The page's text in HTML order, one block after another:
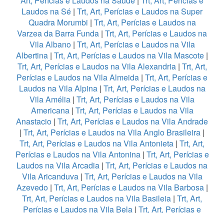
Laudos na Sé | Trt, Art, Perícias e Laudos na Super
Quadra Morumbi | Trt, Art, Perícias e Laudos na
Varzea da Barra Funda | Trt, Art, Perícias e Laudos na
Vila Albano| Trt, Art, Perícias e Laudos na Vila
Albertina | Trt, Art, Perícias e Laudos na Vila Mascote |
Trt, Art, Perícias e Laudos na Vila Alexandria| Trt, Art,
Perícias e Laudos na Vila Almeida | Trt, Art, Perícias e
Laudos na Vila Alpina | Trt, Art, Perícias e Laudos na
Vila Amélia | Trt, Art, Perícias e Laudos na Vila
Americana| Trt, Art, Perícias e Laudos na Vila
Anastacio | Trt, Art, Perícias e Laudos na Vila Andrade
| Trt, Art, Perícias e Laudos na Vila Anglo Brasileira |
Trt, Art, Perícias e Laudos na Vila Antonieta | Trt, Art,
Perícias e Laudos na Vila Antonina| Trt, Art, Perícias e
Laudos na Vila Arcadia | Trt, Art, Perícias e Laudos na
Vila Aricanduva| Trt, Art, Perícias e Laudos na Vila
Azevedo| Trt, Art, Perícias e Laudos na Vila Barbosa|
Trt, Art, Perícias e Laudos na Vila Basileia | Trt, Art,
Perícias e Laudos na Vila Bela | Trt, Art, Perícias e